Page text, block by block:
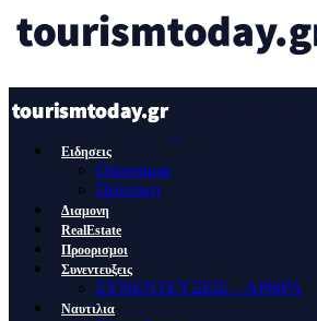
Ειδησεις
Οικονομια
Πολιτικη
Διαμονη
RealEstate
Προορισμοι
Συνεντευξεις
ΣΥΝΕΝΤΕΥΞΕΙΣ – ΑΡΘΡΑ
Ναυτιλια